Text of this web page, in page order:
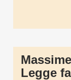
Legge